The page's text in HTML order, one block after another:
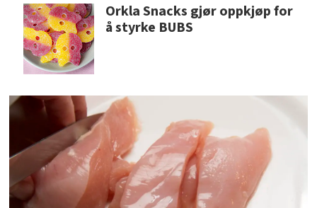
Orkla Snacks gjør oppkjøp for
å styrke BUBS